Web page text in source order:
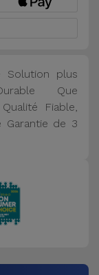
Solution plus
Que
Fiable,
Garantie de 3